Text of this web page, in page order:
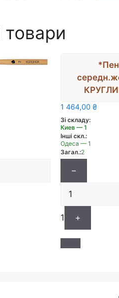
товари
1 464,00₴
Зі складу:
Киев — 1
Інші скл.:
Одеса — 1
Загал.:2
−
1 +